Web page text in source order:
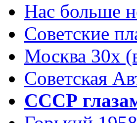
Нас больше
Советские
Москва 30x
Советская
СССР